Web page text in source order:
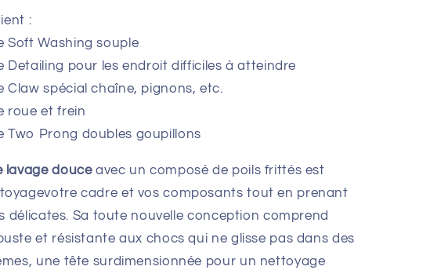
:
Soft Washing souple
Detailing pour les endroit difficiles à atteindre
Claw spécial chaîne, pignons, etc.
roue et frein
Two Prong doubles goupillons
lavage douce avec un composé de poils frittés est
cadre et vos composants tout en prenant
délicates. Sa toute nouvelle conception comprend
et résistante aux chocs qui ne glisse pas dans des
une tête surdimensionnée pour un nettoyage